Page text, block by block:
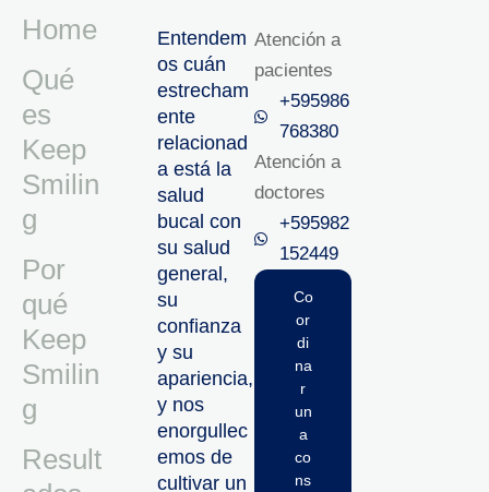
Home
Qué
es
Keep
Smilin
g
Por
qué
Keep
Smilin
g
Result
Entendem
os cuán
estrecham
ente
relacionad
a está la
salud
bucal con
su salud
general,
su
confianza
y su
apariencia,
y nos
enorgullec
emos de
cultivar un
Atención a
pacientes
+595986
768380
Atención a
doctores
+595982
152449‬
Co
or
di
na
r
un
a
co
ns